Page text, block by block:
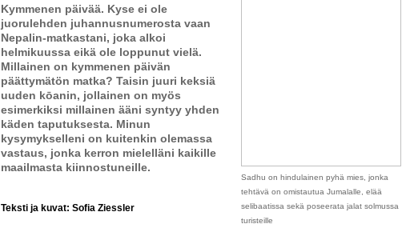
Sadhu on hindulainen pyhä mies, jonka
tehtävä on omistautua Jumalalle, elää
selibaatissa sekä poseerata jalat solmussa
turisteille
Kymmenen päivää. Kyse ei ole
juorulehden juhannusnumerosta vaan
Nepalin-matkastani, joka alkoi
helmikuussa eikä ole loppunut vielä.
Millainen on kymmenen päivän
päättymätön matka? Taisin juuri keksiä
uuden kōanin, jollainen on myös
esimerkiksi millainen ääni syntyy yhden
käden taputuksesta. Minun
kysymykselleni on kuitenkin olemassa
vastaus, jonka kerron mielelläni kaikille
maailmasta kiinnostuneille.
Teksti ja kuvat: Sofia Ziessler